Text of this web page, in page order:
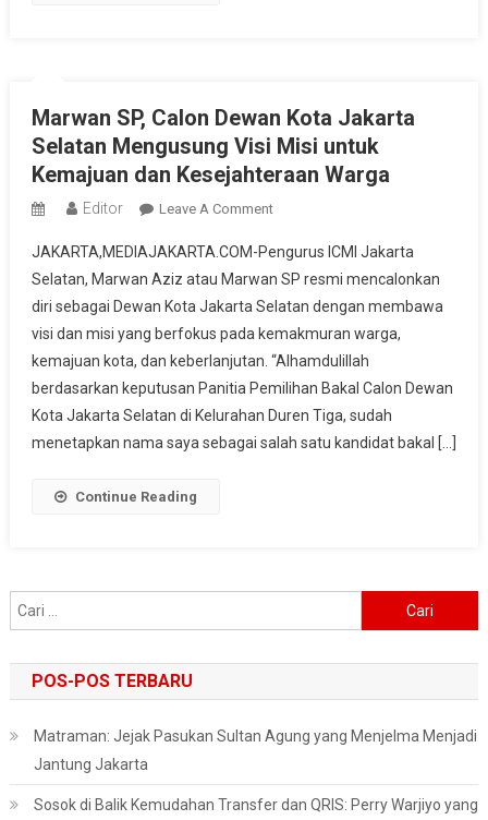
Marwan SP, Calon Dewan Kota Jakarta
Selatan Mengusung Visi Misi untuk
Kemajuan dan Kesejahteraan Warga
Editor Leave A CommentOn
SP,
Calon
Dewan
Kota
Jakarta
Selatan
Mengusung
Visi
JAKARTA,MEDIAJAKARTA.COM-Pengurus ICMI Jakarta
Selatan, Marwan Aziz atau Marwan SP resmi mencalonkan
diri sebagai Dewan Kota Jakarta Selatan dengan membawa
visi dan misi yang berfokus pada kemakmuran warga,
kemajuan kota, dan keberlanjutan. “Alhamdulillah
berdasarkan keputusan Panitia Pemilihan Bakal Calon Dewan
Kota Jakarta Selatan di Kelurahan Duren Tiga, sudah
menetapkan nama saya sebagai salah satu kandidat bakal […]
Continue Reading
untuk:
POS-POS TERBARU
Matraman: Jejak Pasukan Sultan Agung yang Menjelma Menjadi
Jantung Jakarta
Sosok di Balik Kemudahan Transfer dan QRIS: Perry Warjiyo yang